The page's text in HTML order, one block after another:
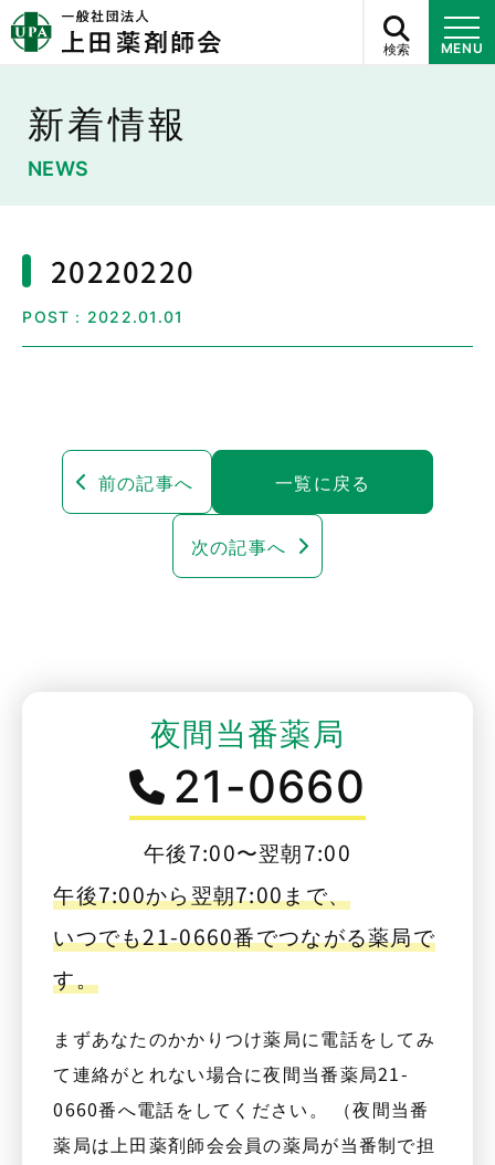
検索 MENU
新着情報
NEWS
20220220
POST：2022.01.01
前の記事へ 一覧に戻る
次の記事へ
夜間当番薬局
21-0660
午後7:00〜翌朝7:00
午後7:00から翌朝7:00まで、
いつでも21-0660番でつながる薬局で
す。
まずあなたのかかりつけ薬局に電話をしてみ
て連絡がとれない場合に夜間当番薬局21-
0660番へ電話をしてください。 （夜間当番
薬局は上田薬剤師会会員の薬局が当番制で担